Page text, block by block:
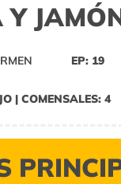
EP: 19
| COMENSALES: 4